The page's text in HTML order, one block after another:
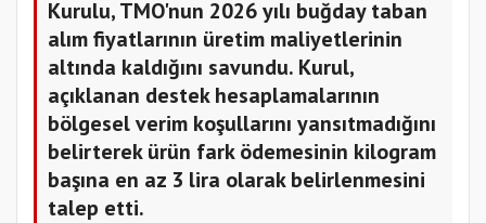
Kurulu, TMO'nun 2026 yılı buğday taban
alım fiyatlarının üretim maliyetlerinin
altında kaldığını savundu. Kurul,
açıklanan destek hesaplamalarının
bölgesel verim koşullarını yansıtmadığını
belirterek ürün fark ödemesinin kilogram
başına en az 3 lira olarak belirlenmesini
talep etti.